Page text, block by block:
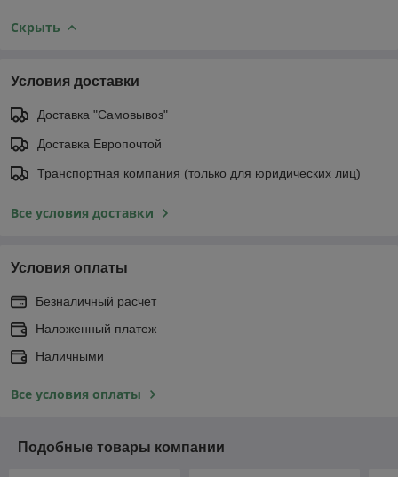
Скрыть
Условия доставки
Доставка "Самовывоз"
Доставка Европочтой
Транспортная компания (только для юридических лиц)
Все условия доставки
Условия оплаты
Безналичный расчет
Наложенный платеж
Наличными
Все условия оплаты
Подобные товары компании